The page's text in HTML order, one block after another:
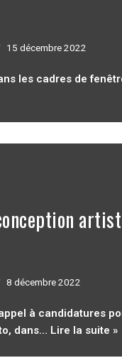
15 décembre 2022
les cadres de
8 décembre 2022
à candidatures
dans… Lire la suite »